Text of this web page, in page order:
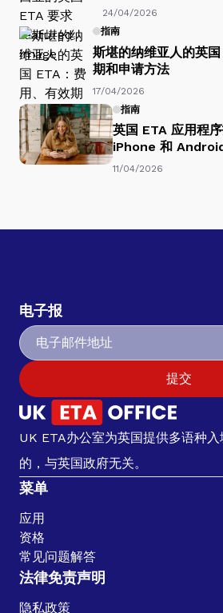
24/04/2026
指南
斯堪的纳维亚人的英
期和申请方法
17/04/2026
指南
英国 ETA 应用程
iPhone 和
11/04/2026
电子报
提交
UK ETA办公室为英国提供多语种
的，与英国政府无关。
菜单
应用
资格
常见问题解答
法律免责声明
隐私政策